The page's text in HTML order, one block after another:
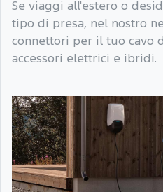
Se viaggi all'estero o
tipo di presa, nel nostro
connettori per il tuo cavo
accessori elettrici e ibridi.